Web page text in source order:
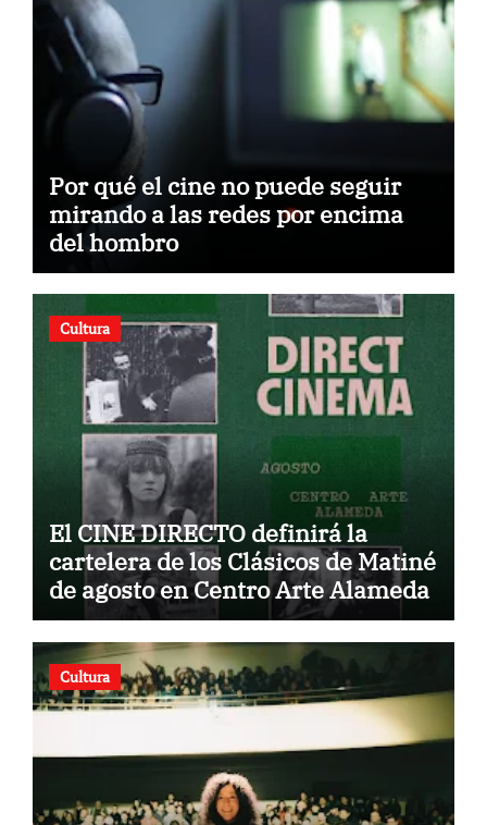
Por qué el cine no puede seguir
mirando a las redes por encima
del hombro
Cultura
El CINE DIRECTO definirá la
cartelera de los Clásicos de Matiné
de agosto en Centro Arte Alameda
Cultura